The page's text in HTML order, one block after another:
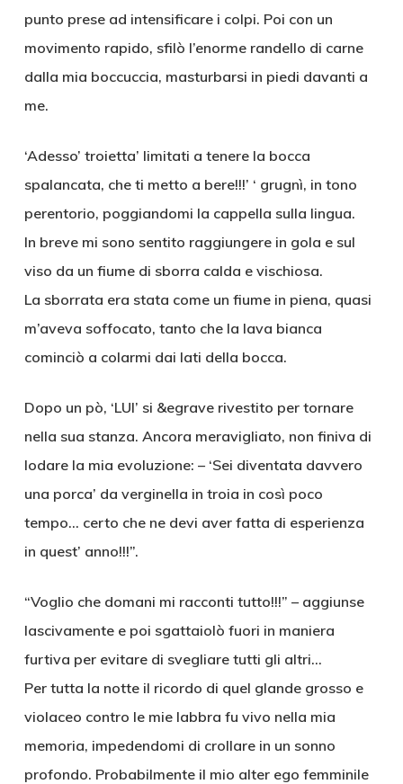
punto prese ad intensificare i colpi. Poi con un
movimento rapido, sfilò l’enorme randello di carne
dalla mia boccuccia, masturbarsi in piedi davanti a
me.
‘Adesso’ troietta’ limitati a tenere la bocca
spalancata, che ti metto a bere!!!’ ‘ grugnì, in tono
perentorio, poggiandomi la cappella sulla lingua.
In breve mi sono sentito raggiungere in gola e sul
viso da un fiume di sborra calda e vischiosa.
La sborrata era stata come un fiume in piena, quasi
m’aveva soffocato, tanto che la lava bianca
cominciò a colarmi dai lati della bocca.
Dopo un pò, ‘LUI’ si &egrave rivestito per tornare
nella sua stanza. Ancora meravigliato, non finiva di
lodare la mia evoluzione: – ‘Sei diventata davvero
una porca’ da verginella in troia in così poco
tempo… certo che ne devi aver fatta di esperienza
in quest’ anno!!!”.
“Voglio che domani mi racconti tutto!!!” – aggiunse
lascivamente e poi sgattaiolò fuori in maniera
furtiva per evitare di svegliare tutti gli altri…
Per tutta la notte il ricordo di quel glande grosso e
violaceo contro le mie labbra fu vivo nella mia
memoria, impedendomi di crollare in un sonno
profondo. Probabilmente il mio alter ego femminile